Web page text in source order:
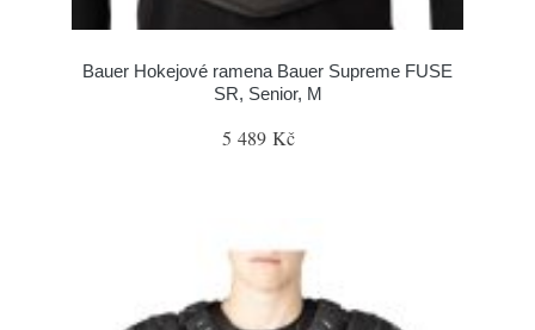
Bauer Hokejové ramena Bauer Supreme FUSE
SR, Senior, M
5 489 Kč